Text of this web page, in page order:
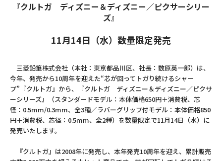
『クルトガ ディズニー＆ディズニー／ピクサーシリー
ズ』
11月14日（水）数量限定発売
三菱鉛筆株式会社（本社：東京都品川区、社長：数原英一郎）は、
今年、発売から10周年を迎えた“芯が回ってトガり続けるシャー
プ”『クルトガ』から、『クルトガ ディズニー＆ディズニー／ピクサ
ーシリーズ』（スタンダードモデル：本体価格650円＋消費税、芯
径：0.5mm/0.3mm、全3種／ラバーグリップ付モデル：本体価格850
円＋消費税、芯径：0.5mm、全2種）を数量限定で11月14日（水）に
発売いたします。
『クルトガ』は2008年に発売し、本年発売10周年を迎え、累計販売